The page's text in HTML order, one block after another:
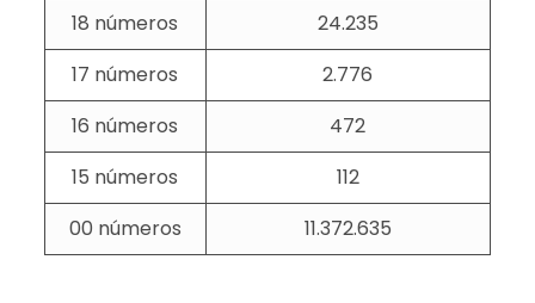
18 números
24.235
17 números
2.776
16 números
472
15 números
112
00 números
11.372.635